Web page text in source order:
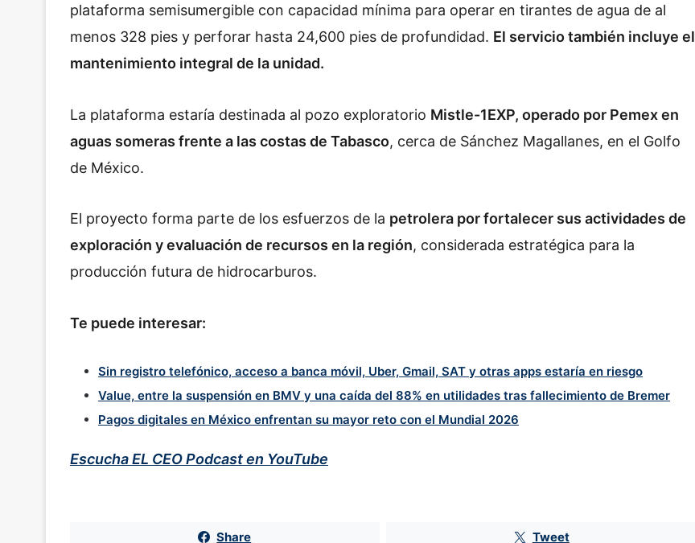
plataforma semisumergible con capacidad mínima para operar en tirantes de agua de al
menos 328 pies y perforar hasta 24,600 pies de profundidad. El servicio también incluye el
mantenimiento integral de la unidad.
La plataforma estaría destinada al pozo exploratorio Mistle-1EXP, operado por Pemex en
aguas someras frente a las costas de Tabasco, cerca de Sánchez Magallanes, en el Golfo
de México.
El proyecto forma parte de los esfuerzos de la petrolera por fortalecer sus actividades de
exploración y evaluación de recursos en la región, considerada estratégica para la
producción futura de hidrocarburos.
Te puede interesar:
Sin registro telefónico, acceso a banca móvil, Uber, Gmail, SAT y otras apps estaría en riesgo
Value, entre la suspensión en BMV y una caída del 88% en utilidades tras fallecimiento de Bremer
Pagos digitales en México enfrentan su mayor reto con el Mundial 2026
Escucha EL CEO Podcast en YouTube
Share Tweet